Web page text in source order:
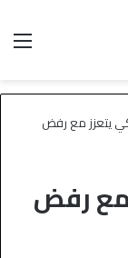
يتعزز مع رفض
مع رفض